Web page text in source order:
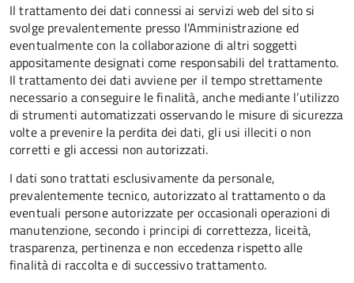
Il trattamento dei dati connessi ai servizi web del sito si
svolge prevalentemente presso l'Amministrazione ed
eventualmente con la collaborazione di altri soggetti
appositamente designati come responsabili del trattamento.
Il trattamento dei dati avviene per il tempo strettamente
necessario a conseguire le finalità, anche mediante l’utilizzo
di strumenti automatizzati osservando le misure di sicurezza
volte a prevenire la perdita dei dati, gli usi illeciti o non
corretti e gli accessi non autorizzati.
I dati sono trattati esclusivamente da personale,
prevalentemente tecnico, autorizzato al trattamento o da
eventuali persone autorizzate per occasionali operazioni di
manutenzione, secondo i principi di correttezza, liceità,
trasparenza, pertinenza e non eccedenza rispetto alle
finalità di raccolta e di successivo trattamento.